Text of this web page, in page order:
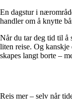
En dagstur i
handler om å knytte
Når du tar deg tid til å
liten reise. Og kanskje
skapes langt borte –
Reis mer – selv når